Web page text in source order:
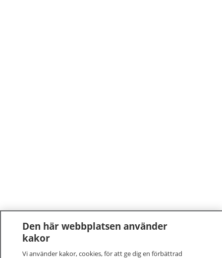
Den här webbplatsen använder
kakor
Vi använder kakor, cookies, för att ge dig en förbättrad